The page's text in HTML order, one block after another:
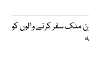
ملک سفر کرنے والوں کو